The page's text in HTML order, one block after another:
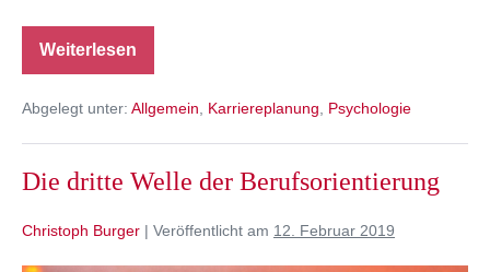
Weiterlesen
„Wir
erleben
einen
Kipppunkt“
Abgelegt unter: Allgemein Karriereplanung Psychologie
Die dritte Welle der Berufsorientierung
Christoph Burger | Veröffentlicht am 12. Februar 2019